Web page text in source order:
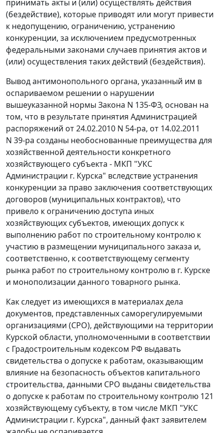
принимать акты и (или) осуществлять действия
(бездействие), которые приводят или могут привести
к недопущению, ограничению, устранению
конкуренции, за исключением предусмотренных
федеральными законами случаев принятия актов и
(или) осуществления таких действий (бездействия).
Вывод антимонопольного органа, указанный им в
оспариваемом решении о нарушении
вышеуказанной нормы Закона N 135-ФЗ, основан на
том, что в результате принятия Администрацией
распоряжений от 24.02.2010 N 54-ра, от 14.02.2011
N 39-ра созданы необоснованные преимущества для
хозяйственной деятельности конкретного
хозяйствующего субъекта - МКП "УКС
Администрации г. Курска" вследствие устранения
конкуренции за право заключения соответствующих
договоров (муниципальных контрактов), что
привело к ограничению доступа иных
хозяйствующих субъектов, имеющих допуск к
выполнению работ по строительному контролю к
участию в размещении муниципального заказа и,
соответственно, к соответствующему сегменту
рынка работ по строительному контролю в г. Курске
и монополизации данного товарного рынка.
Как следует из имеющихся в материалах дела
документов, представленных саморегулируемыми
организациями (СРО), действующими на территории
Курской области, уполномоченными в соответствии
с Градостроительным кодексом РФ выдавать
свидетельства о допуске к работам, оказывающим
влияние на безопасность объектов капитального
строительства, данными СРО выданы свидетельства
о допуске к работам по строительному контролю 121
хозяйствующему субъекту, в том числе МКП "УКС
Администрации г. Курска", данный факт заявителем